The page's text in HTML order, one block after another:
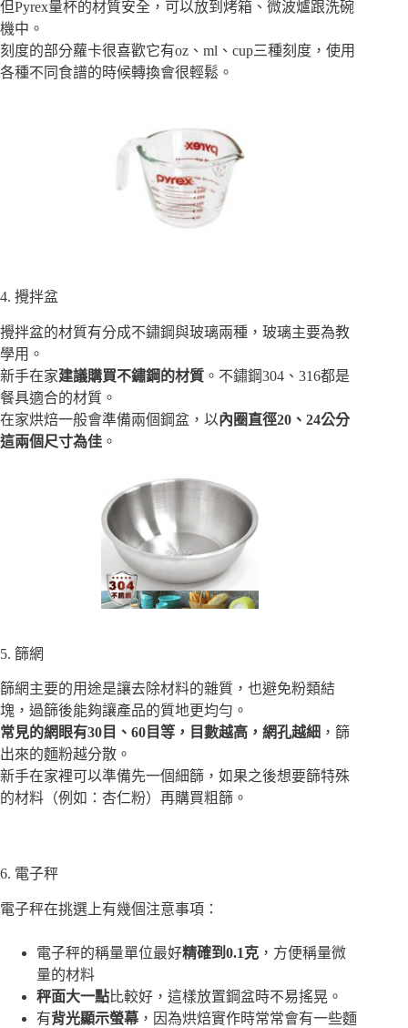
但Pyrex量杯的材質安全，可以放到烤箱、微波爐跟洗碗
機中。
刻度的部分蘿卡很喜歡它有oz、ml、cup三種刻度，使用
各種不同食譜的時候轉換會很輕鬆。
4. 攪拌盆
攪拌盆的材質有分成不鏽鋼與玻璃兩種，玻璃主要為教
學用。
新手在家建議購買不鏽鋼的材質 。不鏽鋼304、316都是
餐具適合的材質。
在家烘焙一般會準備兩個鋼盆，以內圈直徑20、24公分
這兩個尺寸為佳 。
5. 篩網
篩網主要的用途是讓去除材料的雜質，也避免粉類結
塊，過篩後能夠讓產品的質地更均勻。
常見的網眼有30目、60目等，目數越高，網孔越細 ，篩
出來的麵粉越分散。
新手在家裡可以準備先一個細篩，如果之後想要篩特殊
的材料（例如：杏仁粉）再購買粗篩。
6. 電子秤
電子秤在挑選上有幾個注意事項：
電子秤的稱量單位最好精確到0.1克 ，方便稱量微
量的材料
秤面大一點比較好，這樣放置鋼盆時不易搖晃。
有背光顯示螢幕，因為烘焙實作時常常會有一些麵